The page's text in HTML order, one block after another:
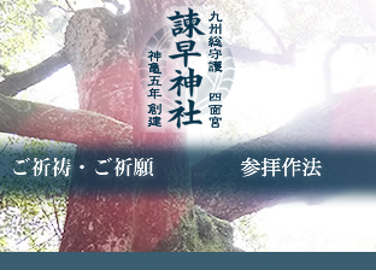
ご祈祷・ご祈願とは
安産祈願
初宮参り
七五三詣
長寿のお祝い
神前結婚式
厄祓い・方位除け
車のお祓い
地鎮祭
神葬祭（神式の葬儀） 神社とは
お参りの作法